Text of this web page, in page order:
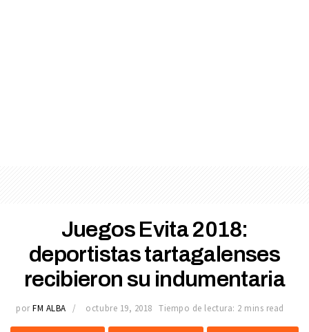
Juegos Evita 2018:
deportistas tartagalenses
recibieron su indumentaria
por FM ALBA octubre 19, 2018 Tiempo de lectura: 2 mins read